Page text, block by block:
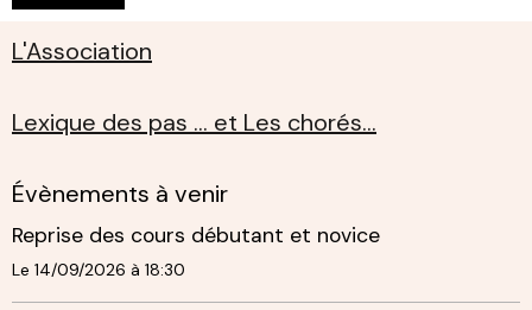
L'Association
Lexique des pas ... et Les chorés...
Évènements à venir
Reprise des cours débutant et novice
Le 14/09/2026 à 18:30